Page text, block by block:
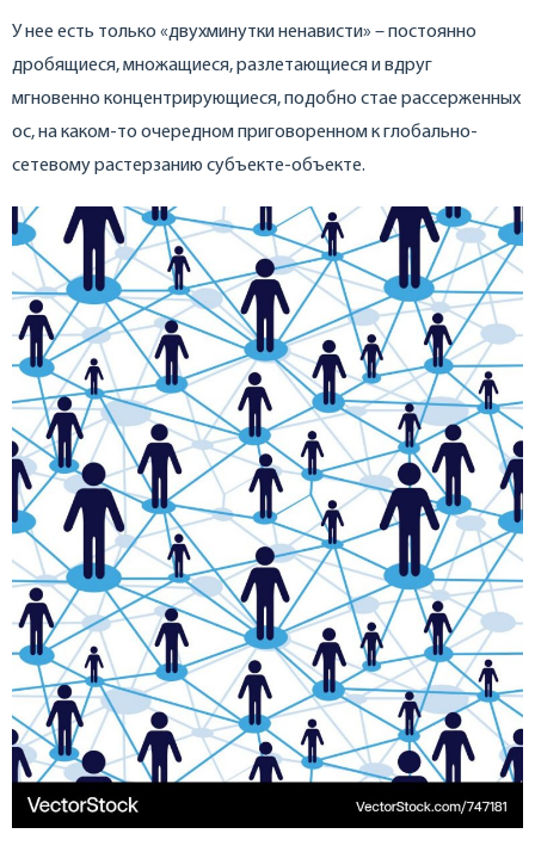
У нее есть только «двухминутки ненависти» – постоянно
дробящиеся, множащиеся, разлетающиеся и вдруг
мгновенно концентрирующиеся, подобно стае рассерженных
ос, на каком-то очередном приговоренном к глобально-
сетевому растерзанию субъекте-объекте.